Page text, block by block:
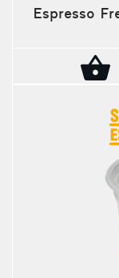
Espresso